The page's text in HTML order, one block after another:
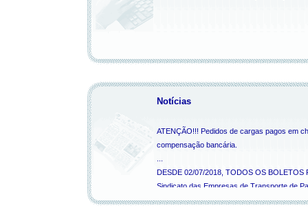
Notícias
ATENÇÃO!!! Pedidos de cargas pagos em
compensação bancária.
DESDE 02/07/2018, TODOS OS BOLETOS
Sindicato das Empresas de Transporte de